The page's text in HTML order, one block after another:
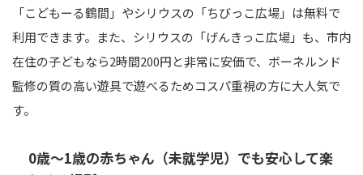
「こどもーる鶴間」やシリウスの「ちびっこ広場」は無料で
利用できます。また、シリウスの「げんきっこ広場」も、市内
在住の子どもなら2時間200円と非常に安価で、ボーネルンド
監修の質の高い遊具で遊べるためコスパ重視の方に大人気で
す。
0歳〜1歳の赤ちゃん（未就学児）でも安心して楽